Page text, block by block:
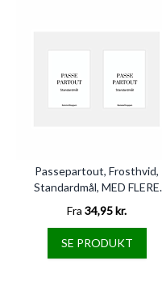
Passepartout, Frosthvid,
Standardmål, MED FLERE
HULLER
Fra 34,95 kr.
SE PRODUKT